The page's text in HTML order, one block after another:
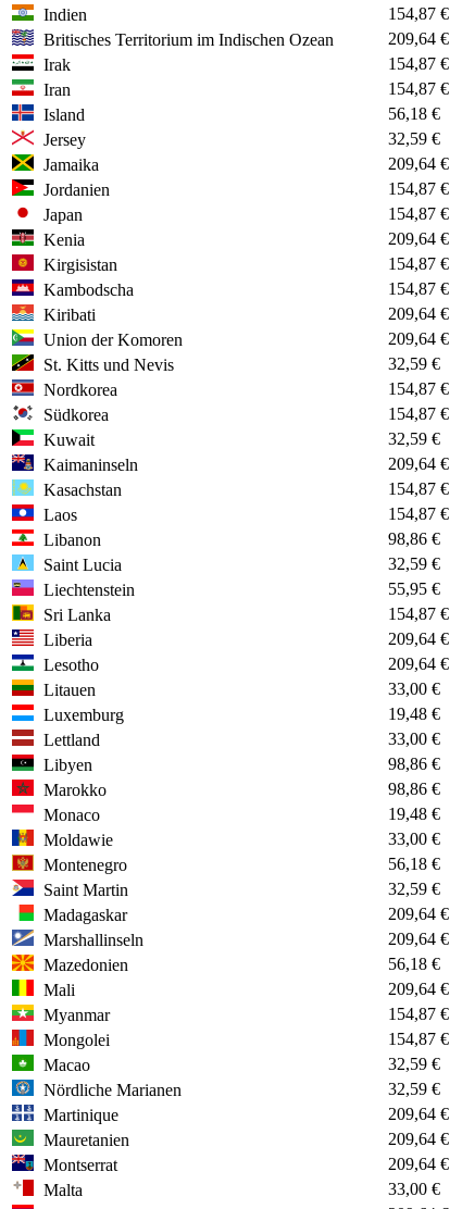
Indien
154,87 €
Britisches Territorium im Indischen Ozean
209,64 €
Irak
154,87 €
Iran
154,87 €
Island
56,18 €
Jersey
32,59 €
Jamaika
209,64 €
Jordanien
154,87 €
Japan
154,87 €
Kenia
209,64 €
Kirgisistan
154,87 €
Kambodscha
154,87 €
Kiribati
209,64 €
Union der Komoren
209,64 €
St. Kitts und Nevis
32,59 €
Nordkorea
154,87 €
Südkorea
154,87 €
Kuwait
32,59 €
Kaimaninseln
209,64 €
Kasachstan
154,87 €
Laos
154,87 €
Libanon
98,86 €
Saint Lucia
32,59 €
Liechtenstein
55,95 €
Sri Lanka
154,87 €
Liberia
209,64 €
Lesotho
209,64 €
Litauen
33,00 €
Luxemburg
19,48 €
Lettland
33,00 €
Libyen
98,86 €
Marokko
98,86 €
Monaco
19,48 €
Moldawie
33,00 €
Montenegro
56,18 €
Saint Martin
32,59 €
Madagaskar
209,64 €
Marshallinseln
209,64 €
Mazedonien
56,18 €
Mali
209,64 €
Myanmar
154,87 €
Mongolei
154,87 €
Macao
32,59 €
Nördliche Marianen
32,59 €
Martinique
209,64 €
Mauretanien
209,64 €
Montserrat
209,64 €
Malta
33,00 €